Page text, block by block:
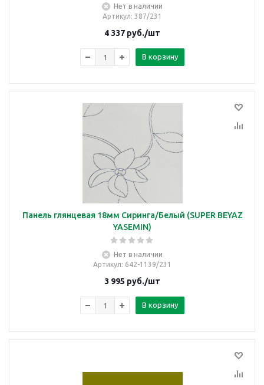
Нет в наличии
Артикул: 387/231
4 337 руб./шт
В корзину
Панель глянцевая 18мм Сиринга/Белый (SUPER BEYAZ
YASEMIN)
Нет в наличии
Артикул: 642-1139/231
3 995 руб./шт
В корзину